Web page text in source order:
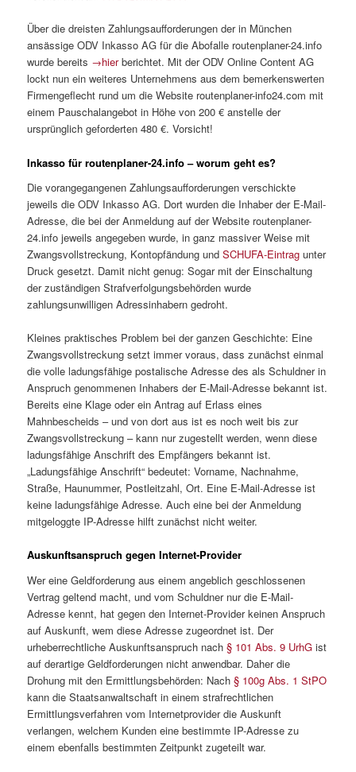
Über die dreisten Zahlungsaufforderungen der in München
ansässige ODV Inkasso AG für die Abofalle routenplaner-24.info
wurde bereits →hierberichtet. Mit der ODV Online Content AG
lockt nun ein weiteres Unternehmens aus dem bemerkenswerten
Firmengeflecht rund um die Website routenplaner-info24.com mit
einem Pauschalangebot in Höhe von 200 € anstelle der
ursprünglich geforderten 480 €. Vorsicht!
Inkasso für routenplaner-24.info – worum geht es?
Die vorangegangenen Zahlungsaufforderungen verschickte
jeweils die ODV Inkasso AG. Dort wurden die Inhaber der E-Mail-
Adresse, die bei der Anmeldung auf der Website routenplaner-
24.info jeweils angegeben wurde, in ganz massiver Weise mit
Zwangsvollstreckung, Kontopfändung undSCHUFA-Eintrag unter
Druck gesetzt. Damit nicht genug: Sogar mit der Einschaltung
der zuständigen Strafverfolgungsbehörden wurde
zahlungsunwilligen Adressinhabern gedroht.
Kleines praktisches Problem bei der ganzen Geschichte: Eine
Zwangsvollstreckung setzt immer voraus, dass zunächst einmal
die volle ladungsfähige postalische Adresse des als Schuldner in
Anspruch genommenen Inhabers der E-Mail-Adresse bekannt ist.
Bereits eine Klage oder ein Antrag auf Erlass eines
Mahnbescheids – und von dort aus ist es noch weit bis zur
Zwangsvollstreckung – kann nur zugestellt werden, wenn diese
ladungsfähige Anschrift des Empfängers bekannt ist.
„Ladungsfähige Anschrift“ bedeutet: Vorname, Nachnahme,
Straße, Haunummer, Postleitzahl, Ort. Eine E-Mail-Adresse ist
keine ladungsfähige Adresse. Auch eine bei der Anmeldung
mitgeloggte IP-Adresse hilft zunächst nicht weiter.
Auskunftsanspruch gegen Internet-Provider
Wer eine Geldforderung aus einem angeblich geschlossenen
Vertrag geltend macht, und vom Schuldner nur die E-Mail-
Adresse kennt, hat gegen den Internet-Provider keinen Anspruch
auf Auskunft, wem diese Adresse zugeordnet ist. Der
urheberrechtliche Auskunftsanspruch nach§ 101 Abs. 9 UrhG ist
auf derartige Geldforderungen nicht anwendbar. Daher die
Drohung mit den Ermittlungsbehörden: Nach§ 100g Abs. 1 StPO
kann die Staatsanwaltschaft in einem strafrechtlichen
Ermittlungsverfahren vom Internetprovider die Auskunft
verlangen, welchem Kunden eine bestimmte IP-Adresse zu
einem ebenfalls bestimmten Zeitpunkt zugeteilt war.